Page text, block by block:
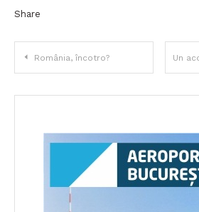
Share
Navigare
în
România, încotro?